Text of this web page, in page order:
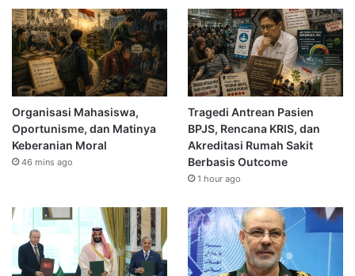
Organisasi Mahasiswa,
Oportunisme, dan Matinya
Keberanian Moral
46 mins ago
Tragedi Antrean Pasien
BPJS, Rencana KRIS, dan
Akreditasi Rumah Sakit
Berbasis Outcome
1 hour ago